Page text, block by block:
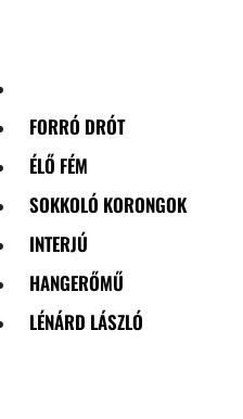
FORRÓ DRÓT
ÉLŐ FÉM
SOKKOLÓ KORONGOK
INTERJÚ
HANGERŐMŰ
LÉNÁRD LÁSZLÓ